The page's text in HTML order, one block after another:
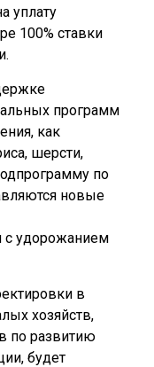
уплату
100% ставки
программ
как
шерсти,
по
новые
с удорожанием
в
хозяйств,
по развитию
будет